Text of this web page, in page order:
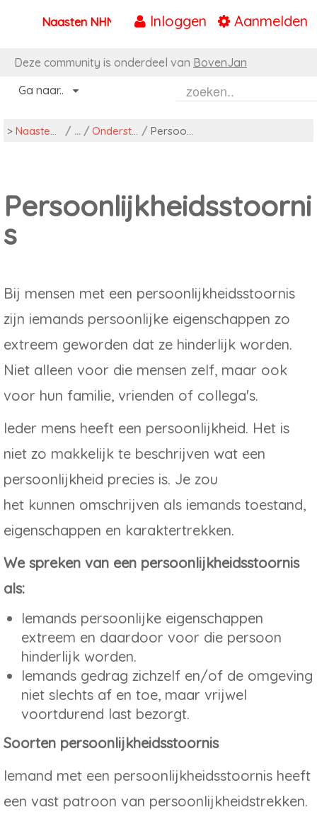
Naar content
Inloggen Aanmelden
Naasten NHN
Deze community is onderdeel van BovenJan
Ga naar..
> Naasten NHN / Ondersteuning / Persoonlijkheidsstoornis
Persoonlijkheidsstoorni
s
Bij mensen met een persoonlijkheidsstoornis
zijn iemands persoonlijke eigenschappen zo
extreem geworden dat ze hinderlijk worden.
Niet alleen voor die mensen zelf, maar ook
voor hun familie, vrienden of collega's.
Ieder mens heeft een persoonlijkheid. Het is
niet zo makkelijk te beschrijven wat een
persoonlijkheid precies is. Je zou
het kunnen omschrijven als iemands toestand,
eigenschappen en karaktertrekken.
We spreken van een persoonlijkheidsstoornis
als:
Iemands persoonlijke eigenschappen
extreem en daardoor voor die persoon
hinderlijk worden.
Iemands gedrag zichzelf en/of de omgeving
niet slechts af en toe, maar vrijwel
voortdurend last bezorgt.
Soorten persoonlijkheidsstoornis
Iemand met een persoonlijkheidsstoornis heeft
een vast patroon van persoonlijkheidstrekken.